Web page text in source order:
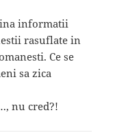
informatii
rasuflate in
Ce se
sa zica
nu cred?!